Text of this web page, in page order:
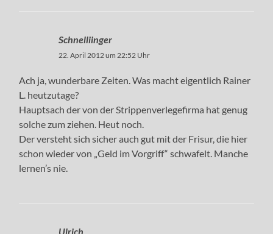
Schnelliinger
22. April 2012 um 22:52 Uhr
Ach ja, wunderbare Zeiten. Was macht eigentlich Rainer
L. heutzutage?
Hauptsach der von der Strippenverlegefirma hat genug
solche zum ziehen. Heut noch.
Der versteht sich sicher auch gut mit der Frisur, die hier
schon wieder von „Geld im Vorgriff“ schwafelt. Manche
lernen’s nie.
Ulrich